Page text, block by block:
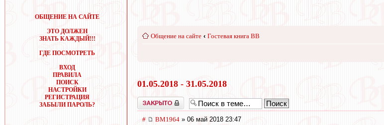
ОБЩЕНИЕ НА САЙТЕ
ЭТО ДОЛЖЕН
ЗНАТЬ КАЖДЫЙ!!!
ГДЕ ПОСМОТРЕТЬ
ВХОД
ПРАВИЛА
ПОИСК
НАСТРОЙКИ
РЕГИСТРАЦИЯ
ЗАБЫЛИ ПАРОЛЬ?
Общение на сайте ‹ Гостевая книга ВВ
01.05.2018 - 31.05.2018
Закрыто
# BM1964 » 06 май 2018 23:47